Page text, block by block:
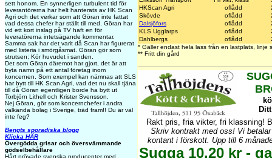
sett honom. En synnerligen turbulent tid för
leverantörerna har helt hanterats av HK Scan
Agri och det verkar som att Göran inte fattat
vad dessa chefer har ställt till med. Göran har
vid ett kort inslag på TV haft en för
leveratörerna intetsägande kommentar.
Samma sak har det varit då Scan har figurerat
med listeria i smörgåsmat. Göran gör som
strutsen; Kör huvudet i sanden.
Det som Göran däremot har gjort, det är att
byta namn på ett antal företag inom
koncernen. Som exempel kan nämnas att SLS
har bytt till HK Scan Agri, vad det nu skall tjäna
till då Göran egentligen borde ha bytt ut
Torbjörn Lithell och Krister Svensson.
Nej Göran, gör som koncernchefer i andra
välkända bolag i Sverige, träd fram!! Du är väl
inte feg?
Bengts sporadiska blogg
Klicka HÄR
Övergödda grisar och översvämmande
gödselbehållare
Hårt prövade svenska producenter med
HKScan Agri
oflådd
Skövde
oflådd
Dalsjöfors
oflådd
KLS Ugglarps
oflådd
Dahlbergs
oflådd
* Gäller endast hela lass från en lastplats, linje
** Fritt din gård
Rakt pris, fria vikter, fri klassning!
Skriv kontrakt med oss! Vi
kontant i förskott. Upp till 6
Sugga 10,20 kr -